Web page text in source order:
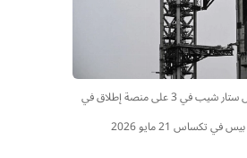
مركبة سبيس إكس ستار شيب في 3 على منصة إطلاق في
في تكساس 21 مايو 2026